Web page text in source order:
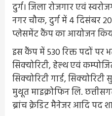
दुर्ग। जिला रोजगार एवं
नगर चौक, दुर्ग में 4 दिसंबर
प्लेसमेंट कैंप का आयोजन
इस कैंप में 530 रिक्त पदों पर
सिक्योरिटी, हेल्थ एवं
सिक्योरिटी गार्ड,
मुथूत माइक्रोफिन लि.
ब्रांच क्रेडिट मैनेजर आदि पद